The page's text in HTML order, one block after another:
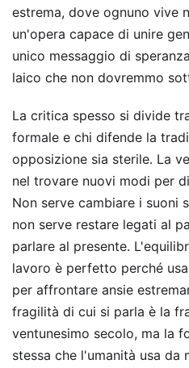
estrema, dove ognuno vive
un'opera capace di unire
unico messaggio di
laico che non dovremmo
La critica spesso si divide
formale e chi difende la
opposizione sia sterile. La
nel trovare nuovi modi per
Non serve cambiare i suoni
non serve restare legati al
parlare al presente.
lavoro è perfetto perché
per affrontare ansie
fragilità di cui si parla è la
ventunesimo secolo, ma la
stessa che l'umanità usa da